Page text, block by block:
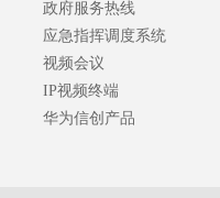
政府服务热线
应急指挥调度系统
视频会议
IP视频终端
华为信创产品